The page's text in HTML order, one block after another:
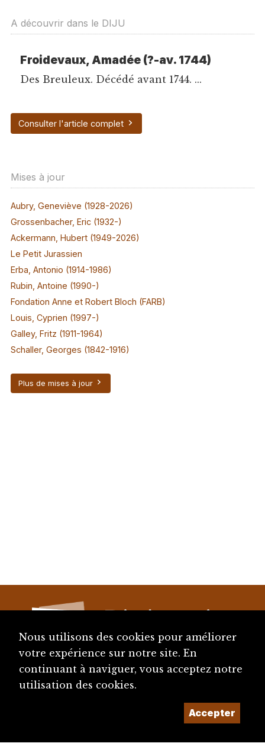
A découvrir dans le DIJU
Froidevaux, Amadée (?-av. 1744)
Des Breuleux. Décédé avant 1744. ...
Consulter l'article complet
Mises à jour
Aubry, Geneviève (1928-2026)
Grossenbacher, Eric (1932-)
Ackermann, Hubert (1949-2026)
Le Petit Jurassien
Erba, Antonio (1914-1986)
Rubin, Antoine (1990-)
Fondation Anne et Robert Bloch (FARB)
Louis, Cyprien (1997-)
Galley, Fritz (1911-1964)
Schaller, Georges (1842-1916)
Plus de mises à jour
diju@diju.ch
Nous utilisons des cookies pour améliorer
votre expérience sur notre site. En
continuant à naviguer, vous acceptez notre
utilisation des cookies.
Accepter